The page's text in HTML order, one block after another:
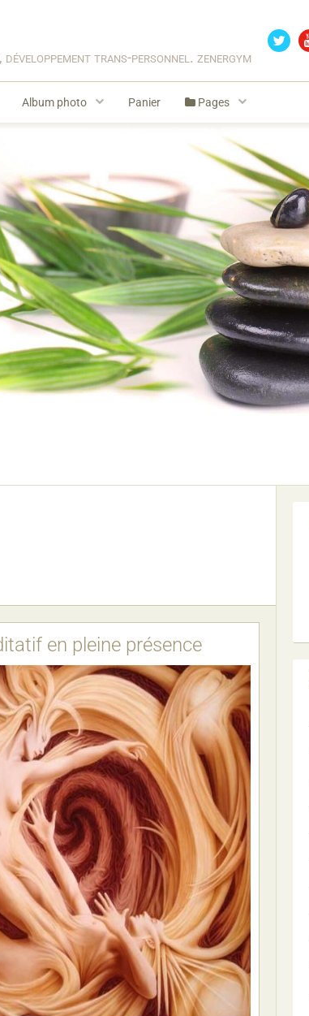
trans-personnel. zenergym
Album photo Panier Pages
en pleine présence